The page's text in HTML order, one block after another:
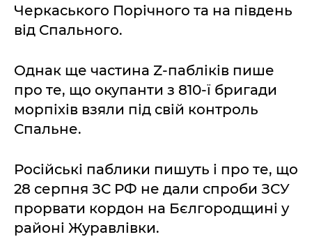
Черкаського Порічного та на південь
від Спального.
Однак ще частина Z-пабліків пише
про те, що окупанти з 810-ї бригади
морпіхів взяли під свій контроль
Спальне.
Російські паблики пишуть і про те, що
28 серпня ЗС РФ не дали спроби ЗСУ
прорвати кордон на Бєлгородщині у
районі Журавлівки.